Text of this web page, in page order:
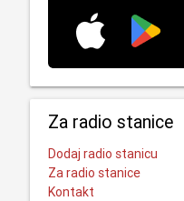
Za radio stanice
Dodaj radio stanicu
Za radio stanice
Kontakt